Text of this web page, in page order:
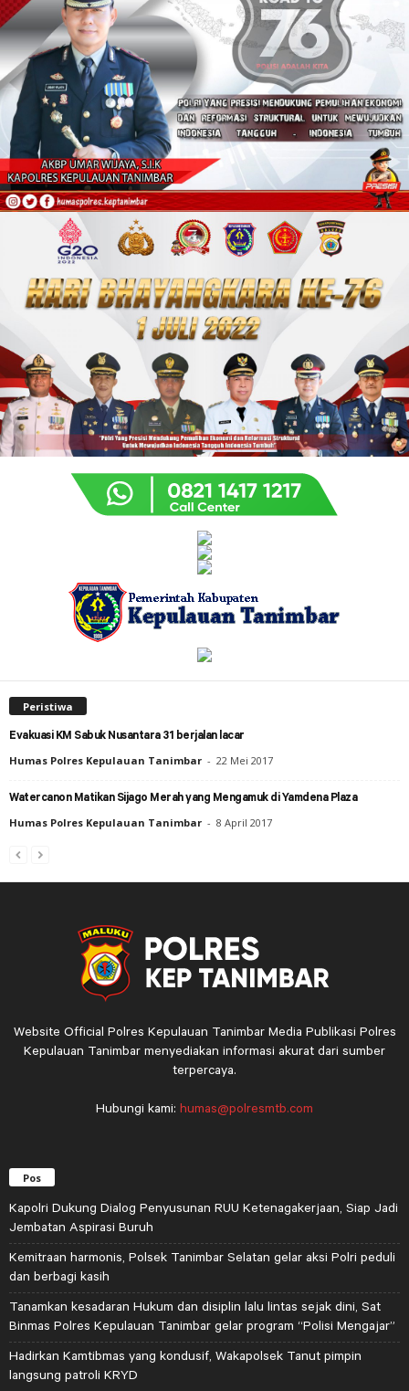
Peristiwa
Evakuasi KM Sabuk Nusantara 31 berjalan lacar
Humas Polres Kepulauan Tanimbar - 22 Mei 2017
Watercanon Matikan Sijago Merah yang Mengamuk di Yamdena Plaza
Humas Polres Kepulauan Tanimbar - 8 April 2017
Website Official Polres Kepulauan Tanimbar Media Publikasi Polres
Kepulauan Tanimbar menyediakan informasi akurat dari sumber
terpercaya.
Hubungi kami: humas@polresmtb.com
Pos
Kapolri Dukung Dialog Penyusunan RUU Ketenagakerjaan, Siap Jadi
Jembatan Aspirasi Buruh
Kemitraan harmonis, Polsek Tanimbar Selatan gelar aksi Polri peduli
dan berbagi kasih
Tanamkan kesadaran Hukum dan disiplin lalu lintas sejak dini, Sat
Binmas Polres Kepulauan Tanimbar gelar program “Polisi Mengajar”
Hadirkan Kamtibmas yang kondusif, Wakapolsek Tanut pimpin
langsung patroli KRYD